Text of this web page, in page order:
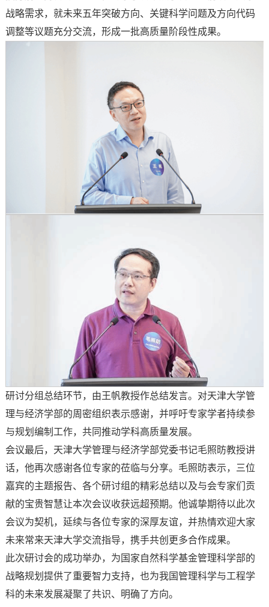
战略需求，就未来五年突破方向、关键科学问题及方向代码
调整等议题充分交流，形成一批高质量阶段性成果。
研讨分组总结环节，由王帆教授作总结发言。对天津大学管
理与经济学部的周密组织表示感谢，并呼吁专家学者持续参
与规划编制工作，共同推动学科高质量发展。
会议最后，天津大学管理与经济学部党委书记毛照昉教授讲
话，他再次感谢各位专家的莅临与分享。毛照昉表示，三位
嘉宾的主题报告、各个研讨组的精彩总结以及与会专家们贡
献的宝贵智慧让本次会议收获远超预期。他诚挚期待以此次
会议为契机，延续与各位专家的深厚友谊，并热情欢迎大家
未来常来天津大学交流指导，携手共创更多合作成果。
此次研讨会的成功举办，为国家自然科学基金管理科学部的
战略规划提供了重要智力支持，也为我国管理科学与工程学
科的未来发展凝聚了共识、明确了方向。